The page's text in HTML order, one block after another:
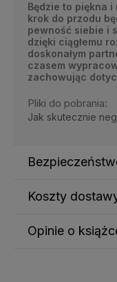
Będzie to piękna
krok do przodu
pewność siebie i
dzięki ciągłemu
doskonałym
czasem
zachowując
Pliki do pobrania:
Jak skutecznie
Producent
RBC International
Górnych Wałów 21
Koszty
Kraj wysyłki:
Opinie o